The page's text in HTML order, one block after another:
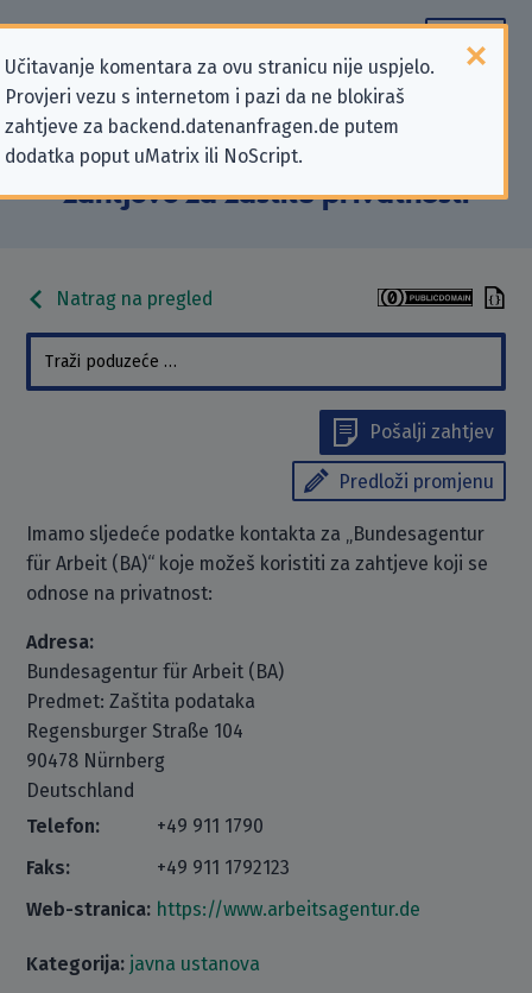
Učitavanje komentara za ovu stranicu nije uspjelo.
Provjeri vezu s internetom i pazi da ne blokiraš
zahtjeve za backend.datenanfragen.de putem
dodatka poput uMatrix ili NoScript.
Podaci kontakta „Bundesagentur
für Arbeit (BA)” koji se odnose na
zahtjeve za zaštitu privatnosti
Natrag na pregled
Pošalji zahtjev
Predloži promjenu
Imamo sljedeće podatke kontakta za „Bundesagentur
für Arbeit (BA)“ koje možeš koristiti za zahtjeve koji se
odnose na privatnost:
Adresa:
Bundesagentur für Arbeit (BA)
Predmet: Zaštita podataka
Regensburger Straße 104
90478 Nürnberg
Deutschland
Telefon:
+49 911 1790
Faks:
+49 911 1792123
Web-stranica: https://www.arbeitsagentur.de
Kategorija: javna ustanova